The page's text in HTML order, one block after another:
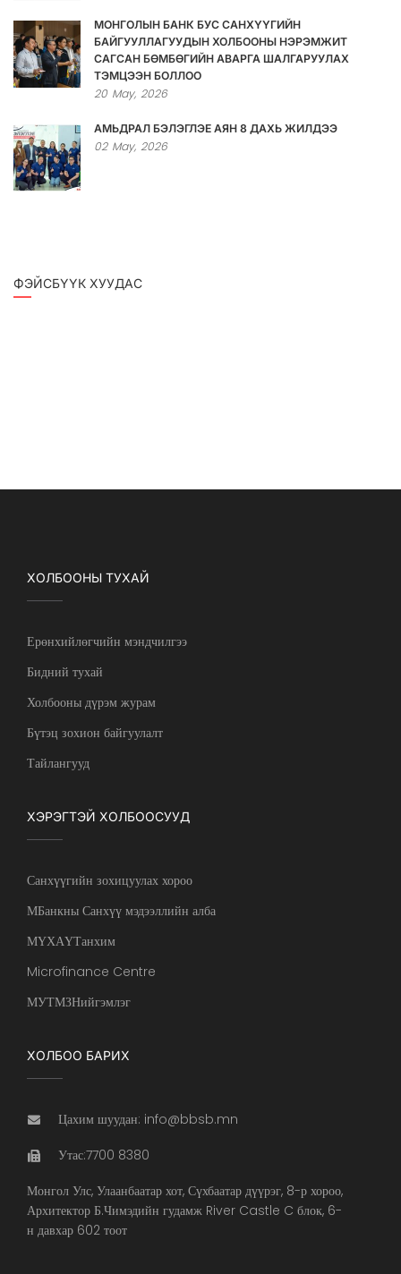
МОНГОЛЫН БАНК БУС САНХҮҮГИЙН
БАЙГУУЛЛАГУУДЫН ХОЛБООНЫ НЭРЭМЖИТ
САГСАН БӨМБӨГИЙН АВАРГА ШАЛГАРУУЛАХ
ТЭМЦЭЭН БОЛЛОО
20 May, 2026
АМЬДРАЛ БЭЛЭГЛЭЕ АЯН 8 ДАХЬ ЖИЛДЭЭ
02 May, 2026
ФЭЙСБҮҮК ХУУДАС
ХОЛБООНЫ ТУХАЙ
Ерөнхийлөгчийн мэндчилгээ
Бидний тухай
Холбооны дүрэм журам
Бүтэц зохион байгуулалт
Тайлангууд
ХЭРЭГТЭЙ ХОЛБООСУУД
Санхүүгийн зохицуулах хороо
МБанкны Санхүү мэдээллийн алба
МҮХАҮТанхим
Microfinance Centre
МУТМЗНийгэмлэг
ХОЛБОО БАРИХ
Цахим шуудан: info@bbsb.mn
Утас:7700 8380
Монгол Улс, Улаанбаатар хот, Сүхбаатар дүүрэг, 8-р хороо,
Архитектор Б.Чимэдийн гудамж River Castle C блок, 6-
н давхар 602 тоот